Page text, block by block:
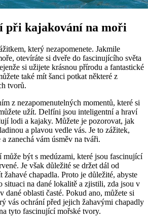
při kajakování na moři
který nezapomenete. Jakmile
⁣otevíráte si dveře do fascinujícího světa
si‌ užijete krásnou přírodu a⁤ fantastické
⁤také mít šanci potkat některé z
⁣tvorů.
⁣z nezapomenutelných momentů, které ⁢si
⁤užít. Delfíni ‌jsou inteligentní a hraví⁢
lodi a kajaky.‍ Můžete je pozorovat, jak
a plavou ‌vedle ​vás. ⁢Je to zážitek,
zanechá vám úsměv ⁢na tváři.
být s medúzami, které‍ jsou fascinující
Je však důležité se držet dál ‍od
žahavé chapadla. Proto⁣ je důležité, ⁣abyste
situaci​ na dané ‌lokalitě a zjistili,‍ zda jsou v⁣
dané ⁢oblasti časté. Pokud ano, můžete si
vás ochrání před jejich žahavými chapadly
tyto fascinující mořské tvory.